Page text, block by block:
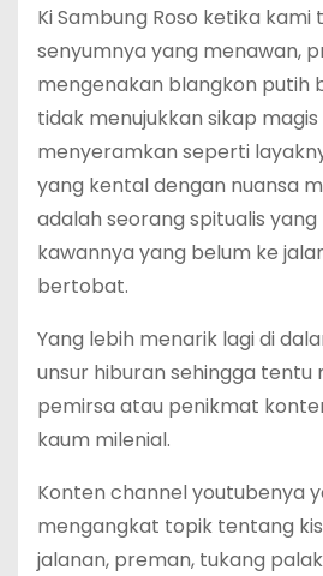
Ki Sambung Roso ketika kami
senyumnya yang menawan,
mengenakan blangkon putih
tidak menujukkan sikap
menyeramkan seperti
yang kental dengan nuansa
adalah seorang spitualis
kawannya yang belum ke
bertobat.
Yang lebih menarik lagi di
unsur hiburan sehingga tentu
pemirsa atau penikmat
kaum milenial.
Konten channel youtubenya
mengangkat topik tentang
jalanan, preman, tukang